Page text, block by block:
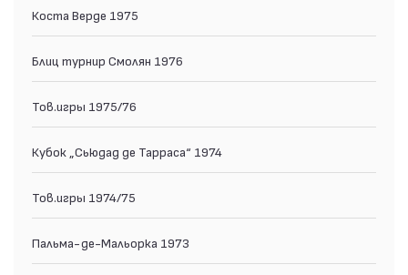
Коста Верде 1975
Блиц турнир Смолян 1976
Тов.игры 1975/76
Кубок „Сьюдад де Тарраса“ 1974
Тов.игры 1974/75
Пальма-де-Мальорка 1973